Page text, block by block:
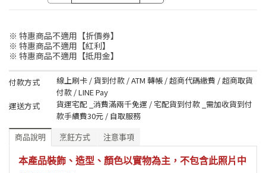
※ 特惠商品不適用【折價券】
※ 特惠商品不適用【紅利】
※ 特惠商品不適用【抵用金】
付款方式
線上刷卡 / 貨到付款 / ATM 轉帳 / 超商代碼繳費 / 超商取貨
付款 / LINE Pay
運送方式
貨運宅配 _消費滿兩千免運 / 宅配貨到付款 _需加收貨到付
款手續費30元 / 自取服務
商品說明 烹飪方式 注意事項
本產品裝飾、造型、顏色以實物為主，不包含此照片中